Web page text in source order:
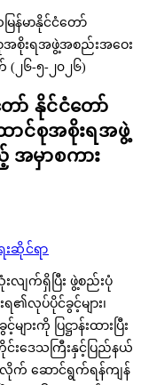
ော် နိုင်ငံတော်
ာင်စုအစိုးရအဖွဲ့
အမှာစကား
ဆိုင်ရာ
လျက်ရှိပြီး ဖွဲ့စည်းပုံ
၏လုပ်ပိုင်ခွင့်များ၊
းကို ပြဋ္ဌာန်းထားပြီး
တိုင်းဒေသကြီးနှင့်ပြည်နယ်
လိုက် ဆောင်ရွက်ရန်ကျန်